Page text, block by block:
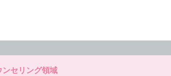
セリング領域